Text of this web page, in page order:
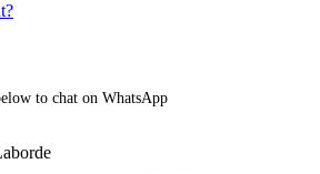
to chat on WhatsApp